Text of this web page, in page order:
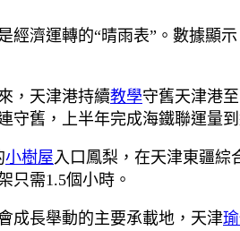
經濟運轉的“晴雨表”。數據顯
，天津港持續教學守舊天津港
守舊，上半年完成海鐵聯運量到
小樹屋入口鳳梨，在天津東疆綜
只需1.5個小時。
成長舉動的主要承載地，天津